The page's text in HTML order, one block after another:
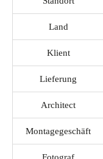
Land
Klient
Lieferung
Architect
Montagegeschäft